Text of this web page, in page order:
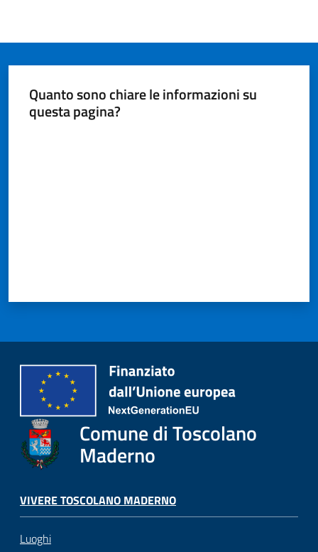
Quanto sono chiare le informazioni su
questa pagina?
Comune di Toscolano
Maderno
VIVERE TOSCOLANO MADERNO
Luoghi